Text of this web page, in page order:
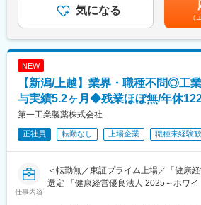
す。20代半ば～60代まで幅広い年代の
■当社の特徴
器等の部品および生産設備を対象にフ
っています。
・JFIA日本弗素樹脂工業会正会員企業、
整えております。
■業務内容
性を向上させることで製品に付加価値
■組織構成
管理職2名、一般職(派遣含む)11名の方
└男性9名 女性4名
先輩社員から教えていただきながら、
マニュアルを見ながら一つずつ教えて
気になる
（
NEW
【新潟/上越】業界・職種不問◎工
与実績5.2ヶ月◆残業ほぼ無/年休
第一工業製薬株式会社
正社員 転勤なし 上場企業 職種未経験
仕事内容
＜転勤無／東証プライム上場／「健康
選定 「健康経営優良法人 2025～ホワイ